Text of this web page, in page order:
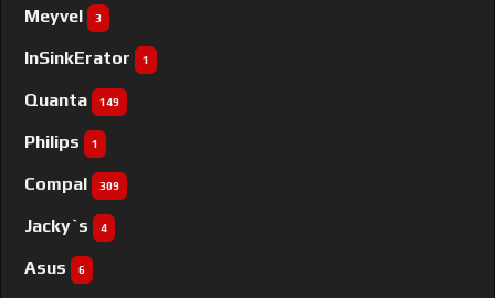
Meyvel 3
InSinkErator 1
Quanta 149
Philips 1
Compal 309
Jacky`s 4
Asus 6